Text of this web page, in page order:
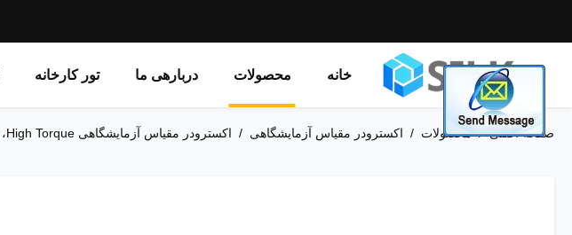
خانه محصولات دربارهی ما تور کارخانه
صفحه اصلی/محصولات / اکسترودر مقیاس آزمایشگاهی / اکسترودر مقیاس آزمایشگاهی High Torque، اکسترودر پیچ دوقلو آزمایشگاهی